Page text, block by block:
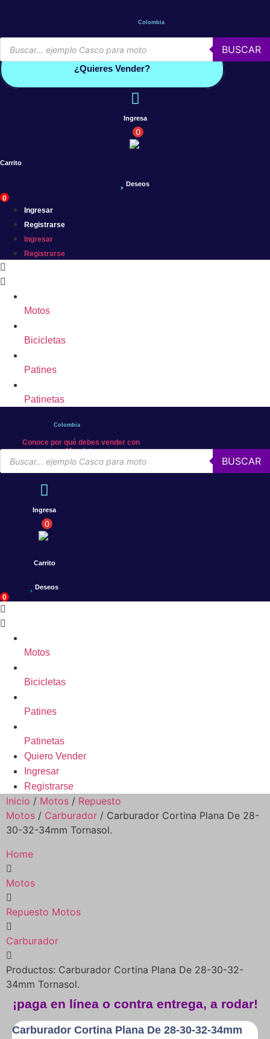
contenido
Colombia
Búsqueda
de
productos
BUSCAR
Conoce por qué debes vender con mercleta
¿Quieres Vender?
Ingresa
0
Carrito
Deseos
0
Ingresar
Registrarse
Ingresar
Registrarse
Motos
Bicicletas
Patines
Patinetas
Colombia
Conoce por qué debes vender con
Mercleta
Búsqueda
de
productos
BUSCAR
Ingresa
0
Carrito
Deseos
0
Motos
Bicicletas
Patines
Patinetas
Quiero Vender
Ingresar
Registrarse
Inicio / Motos / Repuesto
Motos / Carburador / Carburador Cortina Plana De 28-
30-32-34mm Tornasol.
Home
Motos
Repuesto Motos
Carburador
Productos: Carburador Cortina Plana De 28-30-32-
34mm Tornasol.
¡paga en línea o contra entrega, a rodar!
Carburador Cortina Plana De 28-30-32-34mm